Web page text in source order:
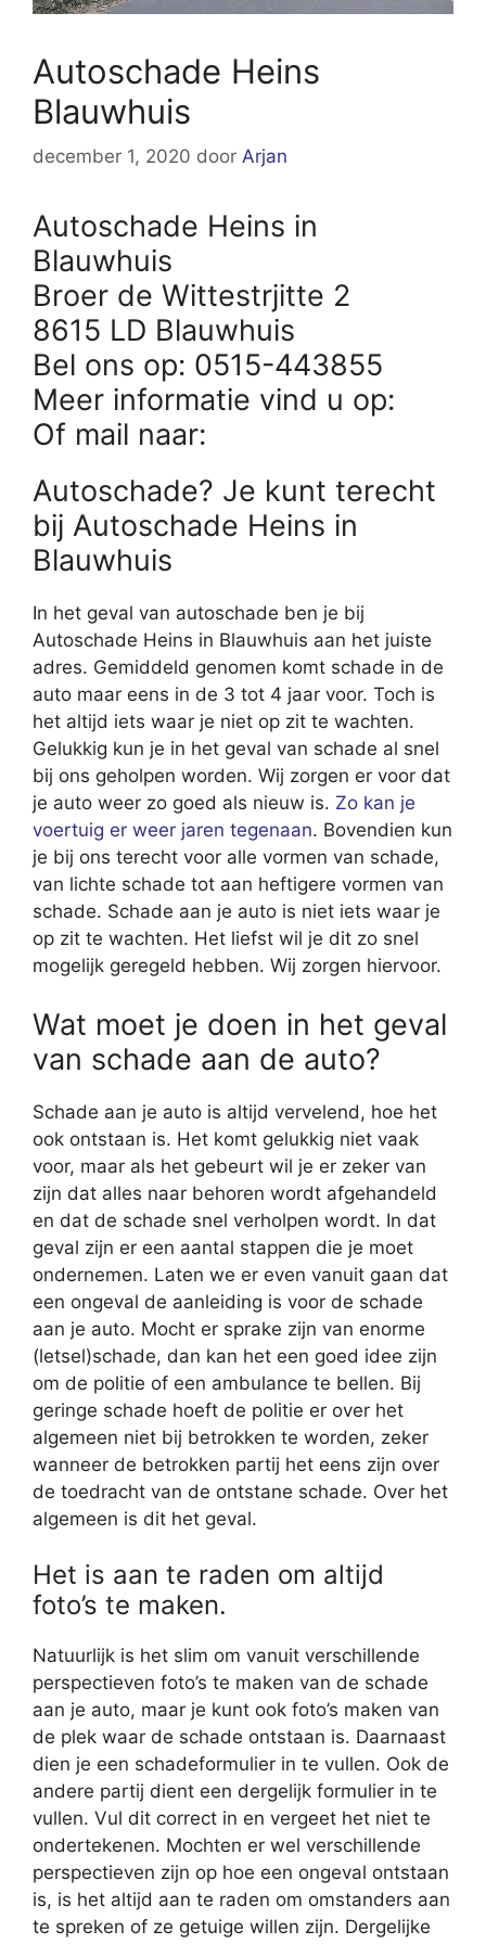
Autoschade Heins
Blauwhuis
december 1, 2020 door Arjan
Autoschade Heins in
Blauwhuis
Broer de Wittestrjitte 2
8615 LD Blauwhuis
Bel ons op: 0515-443855
Meer informatie vind u op:
Of mail naar:
Autoschade? Je kunt terecht
bij Autoschade Heins in
Blauwhuis
In het geval van autoschade ben je bij
Autoschade Heins in Blauwhuis aan het juiste
adres. Gemiddeld genomen komt schade in de
auto maar eens in de 3 tot 4 jaar voor. Toch is
het altijd iets waar je niet op zit te wachten.
Gelukkig kun je in het geval van schade al snel
bij ons geholpen worden. Wij zorgen er voor dat
je auto weer zo goed als nieuw is. Zo kan je
voertuig er weer jaren tegenaan. Bovendien kun
je bij ons terecht voor alle vormen van schade,
van lichte schade tot aan heftigere vormen van
schade. Schade aan je auto is niet iets waar je
op zit te wachten. Het liefst wil je dit zo snel
mogelijk geregeld hebben. Wij zorgen hiervoor.
Wat moet je doen in het geval
van schade aan de auto?
Schade aan je auto is altijd vervelend, hoe het
ook ontstaan is. Het komt gelukkig niet vaak
voor, maar als het gebeurt wil je er zeker van
zijn dat alles naar behoren wordt afgehandeld
en dat de schade snel verholpen wordt. In dat
geval zijn er een aantal stappen die je moet
ondernemen. Laten we er even vanuit gaan dat
een ongeval de aanleiding is voor de schade
aan je auto. Mocht er sprake zijn van enorme
(letsel)schade, dan kan het een goed idee zijn
om de politie of een ambulance te bellen. Bij
geringe schade hoeft de politie er over het
algemeen niet bij betrokken te worden, zeker
wanneer de betrokken partij het eens zijn over
de toedracht van de ontstane schade. Over het
algemeen is dit het geval.
Het is aan te raden om altijd
foto’s te maken.
Natuurlijk is het slim om vanuit verschillende
perspectieven foto’s te maken van de schade
aan je auto, maar je kunt ook foto’s maken van
de plek waar de schade ontstaan is. Daarnaast
dien je een schadeformulier in te vullen. Ook de
andere partij dient een dergelijk formulier in te
vullen. Vul dit correct in en vergeet het niet te
ondertekenen. Mochten er wel verschillende
perspectieven zijn op hoe een ongeval ontstaan
is, is het altijd aan te raden om omstanders aan
te spreken of ze getuige willen zijn. Dergelijke